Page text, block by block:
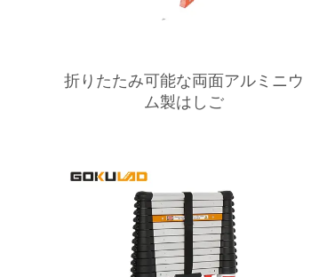
折りたたみ可能な両面アルミニウ
ム製はしご